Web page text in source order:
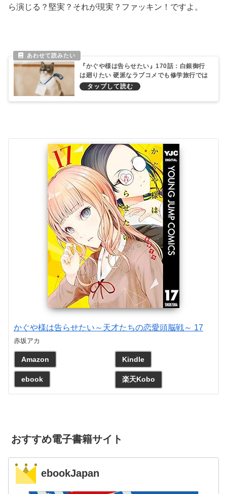
ら演じる？堅実？それが現実？ファッキン！ですよ。
『かぐや様は告らせたい』170話：白銀御行
は廻りたい 硬派なラブコメでも修学旅行では
巡り合ってしまうのだ
かぐや様は告らせたい～天才たちの恋愛頭脳戦～ 17
赤坂アカ
Amazon Kindle
ebook 楽天Kobo
おすすめ電子書籍サイト
ebookJapan